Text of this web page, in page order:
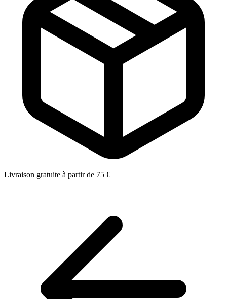
Livraison gratuite à partir de 75 €